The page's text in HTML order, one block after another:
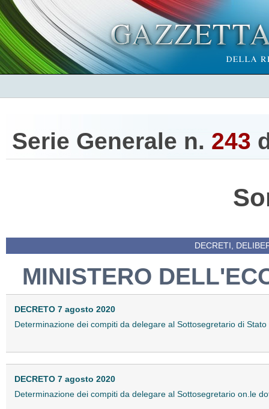
Serie Generale n. 243
DECRETI,
MINISTERO
DECRETO 7 agosto 2020
Determinazione dei compiti da delegare al Sottosegretario di
DECRETO 7 agosto 2020
Determinazione dei compiti da delegare al Sottosegretario on.le